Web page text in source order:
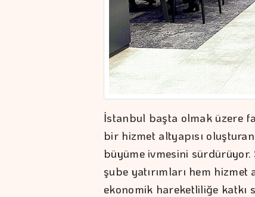
İstanbul başta olmak üzere
bir hizmet altyapısı
büyüme ivmesini
şube yatırımları hem
ekonomik hareketliliğe katkı